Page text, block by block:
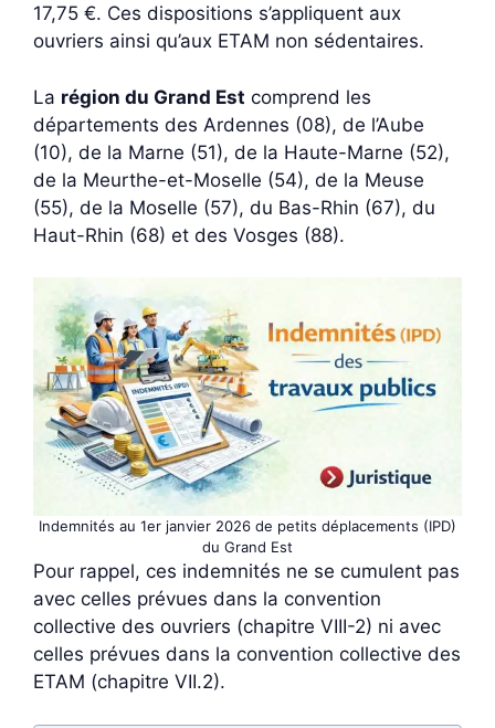
17,75 €. Ces dispositions s’appliquent aux
ouvriers ainsi qu’aux ETAM non sédentaires.
La région du Grand Est comprend les
départements des Ardennes (08), de l’Aube
(10), de la Marne (51), de la Haute-Marne (52),
de la Meurthe-et-Moselle (54), de la Meuse
(55), de la Moselle (57), du Bas-Rhin (67), du
Haut-Rhin (68) et des Vosges (88).
Indemnités au 1er janvier 2026 de petits déplacements (IPD)
du Grand Est
Pour rappel, ces indemnités ne se cumulent pas
avec celles prévues dans la convention
collective des ouvriers (chapitre VIII-2) ni avec
celles prévues dans la convention collective des
ETAM (chapitre VII.2).